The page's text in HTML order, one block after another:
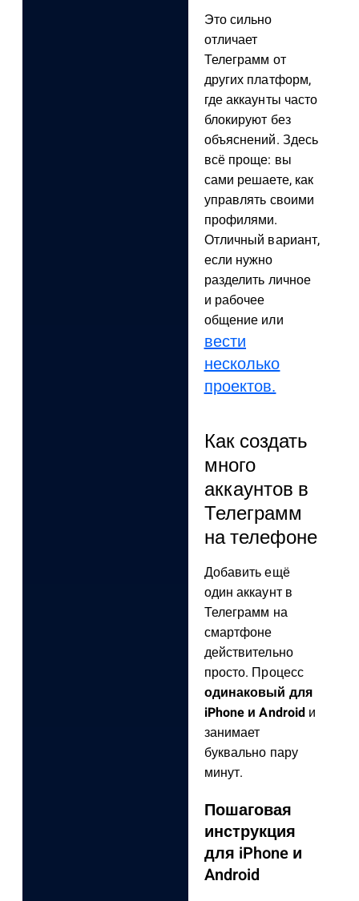
Это сильно
отличает
Телеграмм от
других платформ,
где аккаунты часто
блокируют без
объяснений. Здесь
всё проще: вы
сами решаете, как
управлять своими
профилями.
Отличный вариант,
если нужно
разделить личное
и рабочее
общение или
вести
несколько
проектов.
Как создать
много
аккаунтов в
Телеграмм
на телефоне
Добавить ещё
один аккаунт в
Телеграмм на
смартфоне
действительно
просто. Процесс
одинаковый для
iPhone и Android и
занимает
буквально пару
минут.
Пошаговая
инструкция
для iPhone и
Android